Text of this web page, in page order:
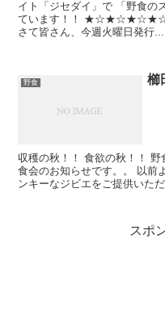
イト「ジセダイ」で 「野食
ています！！
さて皆さん、今週火曜日発行...
野食 櫛
収穫の秋！！ 食欲の秋！！
食会のお知らせです。。 以前
ンキーなジビエをご提供いた
スポ